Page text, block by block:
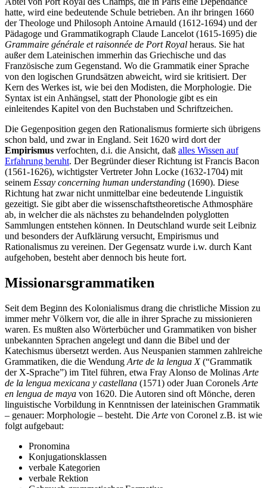
hatte, wird eine bedeutende Schule betrieben. An ihr bringen 1660
der Theologe und Philosoph Antoine Arnauld (1612-1694) und der
Pädagoge und Grammatikograph Claude Lancelot (1615-1695) die
Grammaire générale et raisonnée de Port Royal heraus. Sie hat
außer dem Lateinischen immerhin das Griechische und das
Französische zum Gegenstand. Wo die Grammatik einer Sprache
von den logischen Grundsätzen abweicht, wird sie kritisiert. Der
Kern des Werkes ist, wie bei den Modisten, die Morphologie. Die
Syntax ist ein Anhängsel, statt der Phonologie gibt es ein
einleitendes Kapitel von den Buchstaben und Schriftzeichen.
Die Gegenposition gegen den Rationalismus formierte sich übrigens
schon bald, und zwar in England. Seit 1620 wird dort der
Empirismus verfochten, d.i. die Ansicht, daß alles Wissen auf
Erfahrung beruht. Der Begründer dieser Richtung ist Francis Bacon
(1561-1626), wichtigster Vertreter John Locke (1632-1704) mit
seinem Essay concerning human understanding (1690). Diese
Richtung hat zwar nicht unmittelbar eine bedeutende Linguistik
gezeitigt. Sie gibt aber die wissenschaftstheoretische Athmosphäre
ab, in welcher die als nächstes zu behandelnden polyglotten
Sammlungen entstehen können. In Deutschland wurde seit Leibniz
und besonders der Aufklärung versucht, Empirismus und
Rationalismus zu vereinen. Der Gegensatz wurde i.w. durch Kant
aufgehoben, besteht aber dennoch bis heute fort.
Missionarsgrammatiken
Seit dem Beginn des Kolonialismus drang die christliche Mission zu
immer mehr Völkern vor, die alle in ihrer Sprache zu missionieren
waren. Es mußten also Wörterbücher und Grammatiken von bisher
unbekannten Sprachen angelegt und dann die Bibel und der
Katechismus übersetzt werden. Aus Neuspanien stammen zahlreiche
Grammatiken, die die Wendung Arte de la lengua X(“Grammatik
der X-Sprache”) im Titel führen, etwa Fray Alonso de Molinas Arte
de la lengua mexicana y castellana (1571) oder Juan Coronels Arte
en lengua de maya von 1620. Die Autoren sind oft Mönche, deren
linguistische Vorbildung in Kenntnissen der lateinischen Grammatik
– genauer: Morphologie – besteht. Die Arte von Coronel z.B. ist wie
folgt aufgebaut:
Pronomina
Konjugationsklassen
verbale Kategorien
verbale Rektion